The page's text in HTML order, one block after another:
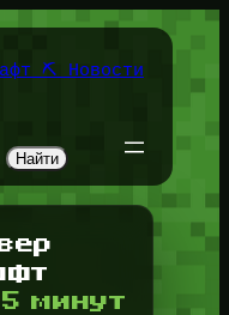
⛏️ Новости
Найти
5 минут